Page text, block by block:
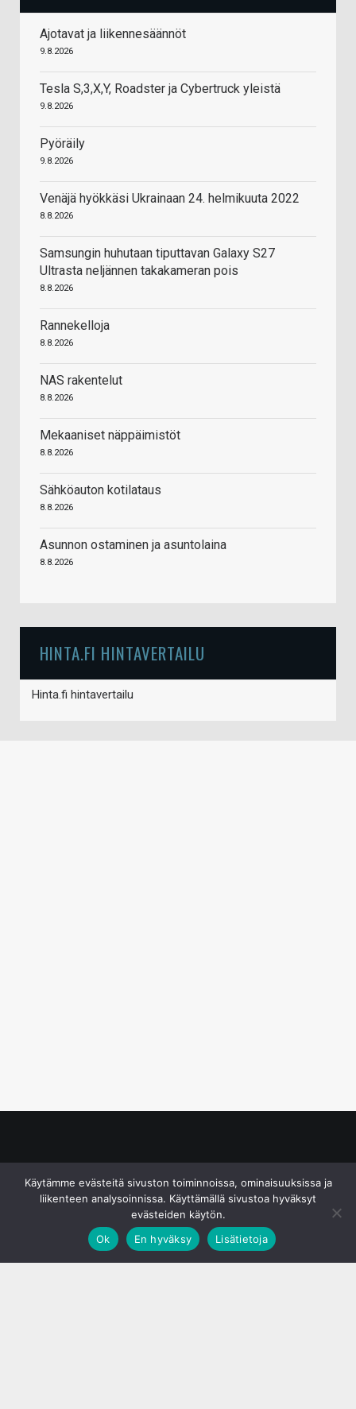
Ajotavat ja liikennesäännöt
9.8.2026
Tesla S,3,X,Y, Roadster ja Cybertruck yleistä
9.8.2026
Pyöräily
9.8.2026
Venäjä hyökkäsi Ukrainaan 24. helmikuuta 2022
8.8.2026
Samsungin huhutaan tiputtavan Galaxy S27
Ultrasta neljännen takakameran pois
8.8.2026
Rannekelloja
8.8.2026
NAS rakentelut
8.8.2026
Mekaaniset näppäimistöt
8.8.2026
Sähköauton kotilataus
8.8.2026
Asunnon ostaminen ja asuntolaina
8.8.2026
HINTA.FI HINTAVERTAILU
Hinta.fi hintavertailu
Käytämme evästeitä sivuston toiminnoissa, ominaisuuksissa ja
liikenteen analysoinnissa. Käyttämällä sivustoa hyväksyt
evästeiden käytön.
Ok
En hyväksy Lisätietoja